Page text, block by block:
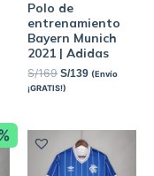
Polo de
entrenamiento
Bayern Munich
2021 | Adidas
S/169 S/139 (Envío
¡GRATIS!)